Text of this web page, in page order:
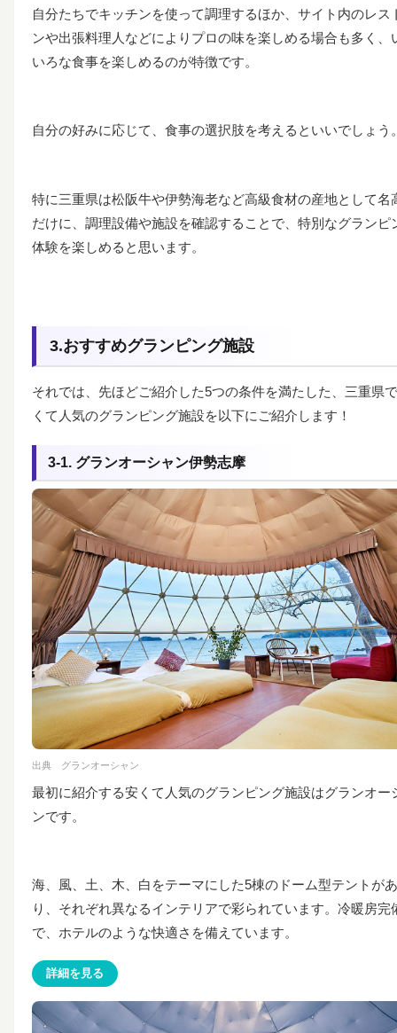
自分たちでキッチンを使って調理するほか、サイト内のレス
ンや出張料理人などによりプロの味を楽しめる場合も多く、
いろな食事を楽しめるのが特徴です。
自分の好みに応じて、食事の選択肢を考えるといいでしょう
特に三重県は松阪牛や伊勢海老など高級食材の産地として名
だけに、調理設備や施設を確認することで、特別なグランピ
体験を楽しめると思います。
3.おすすめグランピング施設
それでは、先ほどご紹介した5つの条件を満たした、三重県
くて人気のグランピング施設を以下にご紹介します！
3-1. グランオーシャン伊勢志摩
出典 グランオーシャン
最初に紹介する安くて人気のグランピング施設はグランオー
ンです。
海、風、土、木、白をテーマにした5棟のドーム型テントがあ
り、それぞれ異なるインテリアで彩られています。 冷暖房完
で、ホテルのような快適さを備えています。
詳細を見る